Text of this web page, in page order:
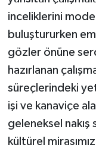
inceliklerini
buluştururken
gözler önüne
hazırlanan
süreçlerindeki
işi ve kanaviçe
geleneksel nakış
kültürel